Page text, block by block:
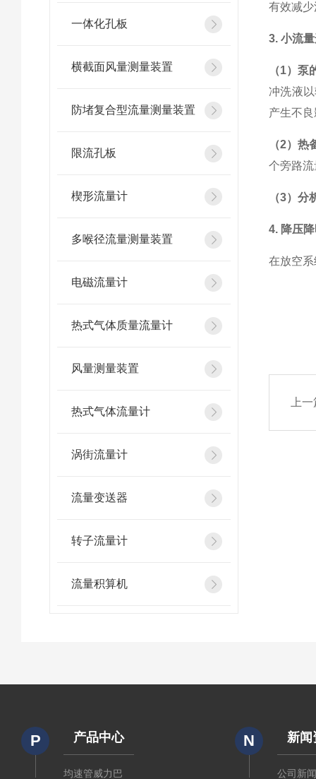
一体化孔板
横截面风量测量装置
防堵复合型流量测量装置
限流孔板
楔形流量计
多喉径流量测量装置
电磁流量计
热式气体质量流量计
风量测量装置
热式气体流量计
涡街流量计
流量变送器
转子流量计
流量积算机
有效减
3.小流
（1）泵
冲洗液
产生不
（2）热
个旁路
（3）分
4. 降压
在放空
上
P 产品中心
均速管威力巴
N 新闻
公司新